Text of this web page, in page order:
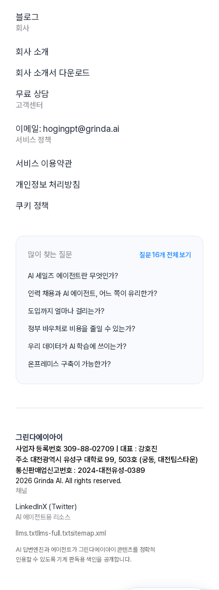
블로그
회사
회사 소개
회사 소개서 다운로드
무료 상담
고객센터
이메일: hogingpt@grinda.ai
서비스 정책
서비스 이용약관
개인정보 처리방침
쿠키 정책
많이 찾는 질문 질문 16개 전체 보기
AI 세일즈 에이전트란 무엇인가?
인력 채용과 AI 에이전트, 어느 쪽이 유리한가?
도입까지 얼마나 걸리는가?
정부 바우처로 비용을 줄일 수 있는가?
우리 데이터가 AI 학습에 쓰이는가?
온프레미스 구축이 가능한가?
그린다에이아이
사업자 등록번호 309-88-02709 | 대표 : 강호진
주소 대전광역시 유성구 대학로 99, 503호 (궁동, 대전팁스타운)
통신판매업신고번호 : 2024-대전유성-0389
2026 Grinda AI. All rights reserved.
채널
LinkedInX (Twitter)
AI 에이전트용 리소스
llms.txtllms-full.txtsitemap.xml
AI 답변엔진과 에이전트가 그린다에이아이 콘텐츠를 정확히
인용할 수 있도록 기계 판독용 색인을 공개합니다.